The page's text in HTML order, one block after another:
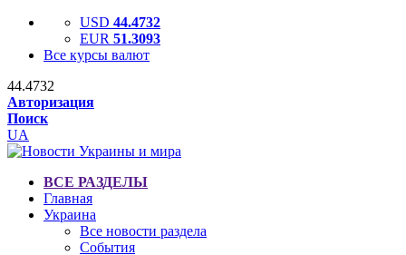
USD 44.4732
EUR 51.3093
Все курсы валют
44.4732
Авторизация
Поиск
UA
ВСЕ РАЗДЕЛЫ
Главная
Украина
Все новости раздела
События